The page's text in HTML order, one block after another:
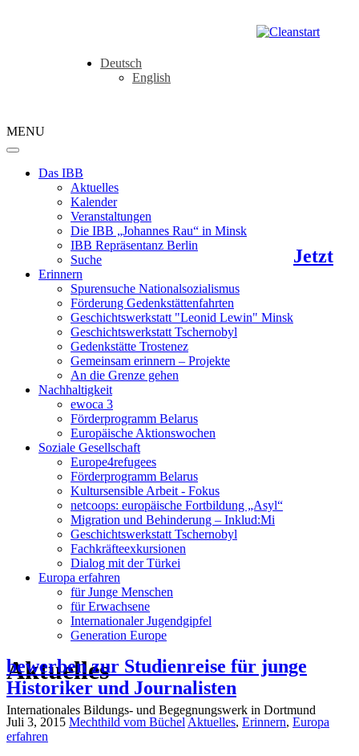
Deutsch
English
MENU
Das IBB
Aktuelles
Kalender
Veranstaltungen
Die IBB „Johannes Rau“ in Minsk
IBB Repräsentanz Berlin
Suche
Erinnern
Spurensuche Nationalsozialismus
Förderung Gedenkstättenfahrten
Geschichtswerkstatt "Leonid Lewin" Minsk
Geschichtswerkstatt Tschernobyl
Gedenkstätte Trostenez
Gemeinsam erinnern – Projekte
An die Grenze gehen
Nachhaltigkeit
ewoca 3
Förderprogramm Belarus
Europäische Aktionswochen
Soziale Gesellschaft
Europe4refugees
Förderprogramm Belarus
Kultursensible Arbeit - Fokus
netcoops: europäische Fortbildung „Asyl“
Migration und Behinderung – Inklud:Mi
Geschichtswerkstatt Tschernobyl
Fachkräfteexkursionen
Dialog mit der Türkei
Europa erfahren
für Junge Menschen
für Erwachsene
Internationaler Jugendgipfel
Generation Europe
Aktuelles
Internationales Bildungs- und Begegnungswerk in Dortmund
Jetzt
bewerben zur Studienreise für junge
Historiker und Journalisten
Juli 3, 2015 Mechthild vom Büchel Aktuelles, Erinnern, Europa
erfahren